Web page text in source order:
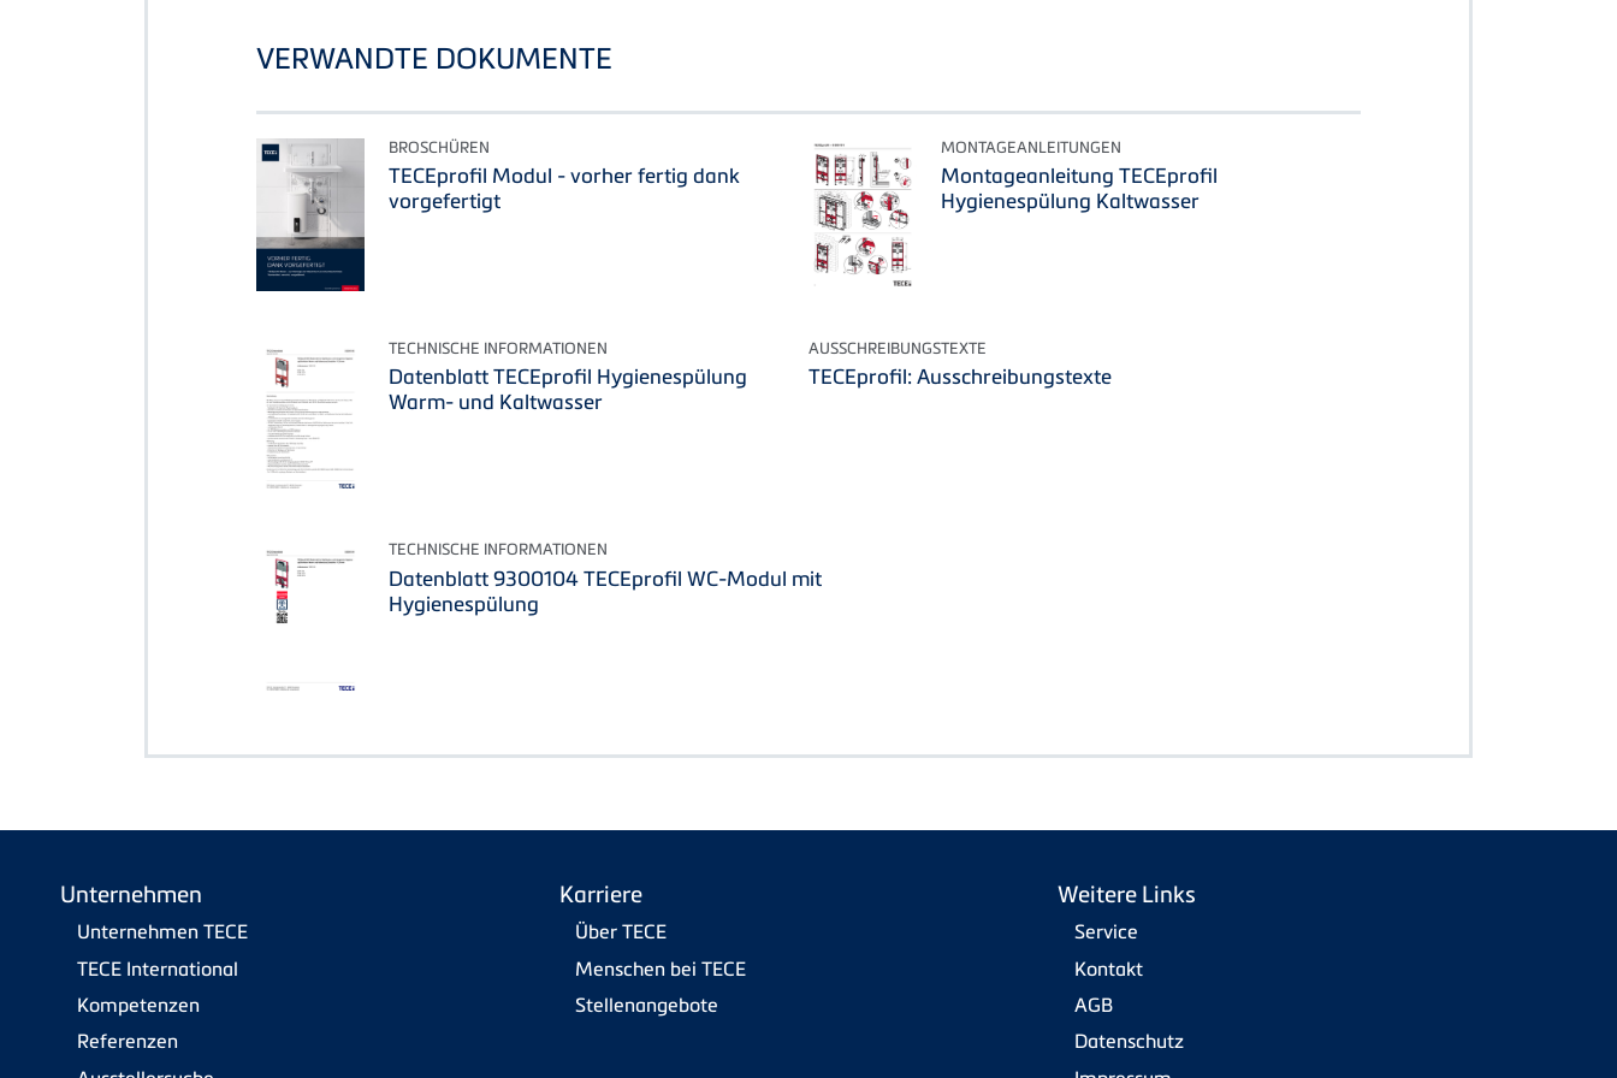
VERWANDTE DOKUMENTE
BROSCHÜREN
TECEprofil Modul - vorher fertig dank
vorgefertigt
MONTAGEANLEITUNGEN
Montageanleitung TECEprofil
Hygienespülung Kaltwasser
TECHNISCHE INFORMATIONEN
Datenblatt TECEprofil Hygienespülung
Warm- und Kaltwasser
AUSSCHREIBUNGSTEXTE
TECEprofil: Ausschreibungstexte
TECHNISCHE INFORMATIONEN
Datenblatt 9300104 TECEprofil WC-Modul mit
Hygienespülung
Unternehmen
Unternehmen TECE
TECE International
Kompetenzen
Referenzen
Karriere
Über TECE
Menschen bei TECE
Stellenangebote
Weitere Links
Service
Kontakt
AGB
Datenschutz